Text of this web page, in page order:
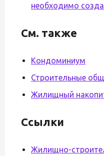
необходимо
См. также
Кондоминиум
Строительные
Жилищный
Ссылки
Жилищно-